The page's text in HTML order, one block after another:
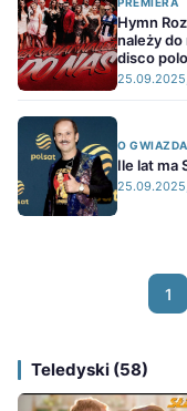
Hymn
należy do
disco polo
O
Ile lat ma
1
Teledyski (58)